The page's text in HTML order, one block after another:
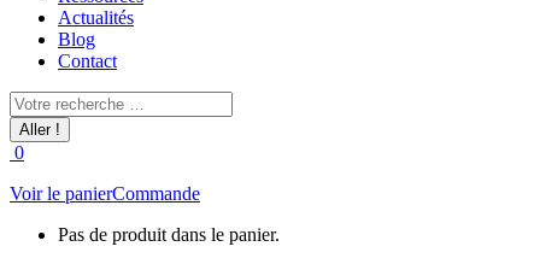
Actualités
Blog
Contact
Recherche
:
0
Voir le panierCommande
Pas de produit dans le panier.